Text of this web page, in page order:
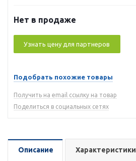
Нет в продаже
Узнать цену для партнеров
Подобрать похожие товары
Получить на email ссылку на товар
Поделиться в социальных сетях
Описание Характеристики